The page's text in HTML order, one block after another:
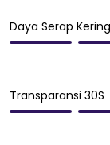
Daya Serap
Transparansi 30S